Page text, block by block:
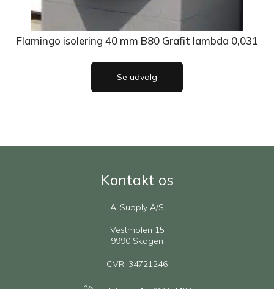
Flamingo isolering 40 mm B80 Grafit lambda 0,031
Se udvalg
Kontakt os
A-Supply A/S
Vestmolen 15
9990 Skagen
CVR: 34721246